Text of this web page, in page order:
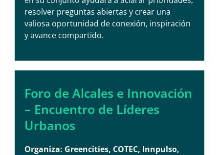
resolver preguntas abiertas y crear una
valiosa oportunidad de conexión, inspiración
y avance compartido.
Foro de Alcales e Innovación
– Encuentro de Líderes
Urbanos
Organiza: Greencities, COTEC, Innpulso,